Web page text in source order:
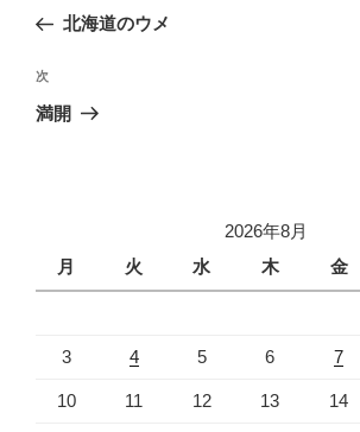
ナ
ビ
ゲ
の
稿
北海道のウメ
次
の
次
満開
2026年8月
月
火 水 木 金
3 4 5 6 7
10 11 12 13 14